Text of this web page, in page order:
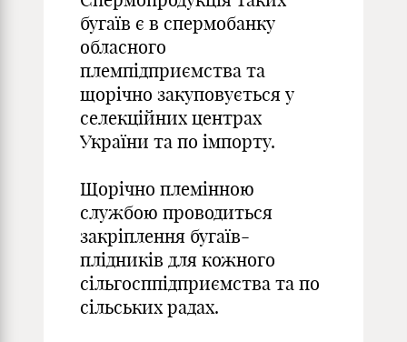
бугаїв є в спермобанку
обласного
племпідприємства та
щорічно закуповується у
селекційних центрах
України та по імпорту.
Щорічно племінною
службою проводиться
закріплення бугаїв-
плідників для кожного
сільгосппідприємства та по
сільських радах.